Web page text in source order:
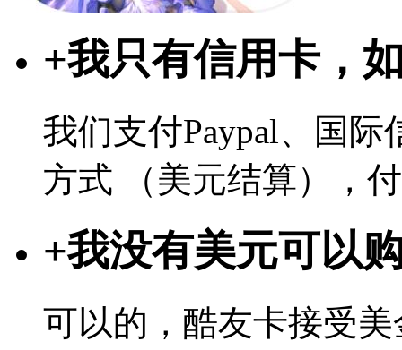
+我只有信用卡，
我们支付Paypal、国
方式 （美元结算），
+我没有美元可以
可以的，酷友卡接受